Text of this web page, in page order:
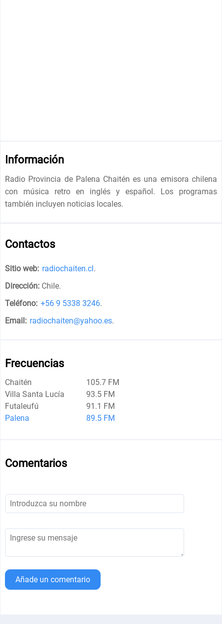
Información
Radio Provincia de Palena Chaitén es una emisora ​​chilena
con música retro en inglés y español. Los programas
también incluyen noticias locales.
Contactos
Sitio web: radiochaiten.cl.
Dirección: Chile.
Teléfono: +56 9 5338 3246.
Email: radiochaiten@yahoo.es.
Frecuencias
Chaitén
105.7 FM
Villa Santa Lucía
93.5 FM
Futaleufú
91.1 FM
Palena
89.5 FM
Comentarios
Añade un comentario